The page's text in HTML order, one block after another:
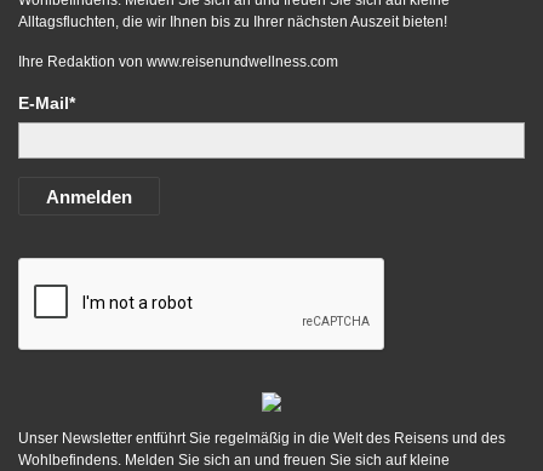
Alltagsfluchten, die wir Ihnen bis zu Ihrer nächsten Auszeit bieten!
Ihre Redaktion von www.reisenundwellness.com
E-Mail*
Anmelden
Unser Newsletter entführt Sie regelmäßig in die Welt des Reisens und des
Wohlbefindens. Melden Sie sich an und freuen Sie sich auf kleine